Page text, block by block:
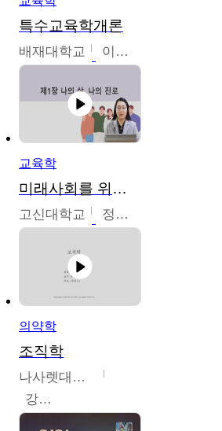
특수교육학개론
배재대학교 이현주
교육학
미래사회를 위한 진로 탐색 및 설계
고신대학교 정주영
의약학
조직학
나사렛대학교
강지언